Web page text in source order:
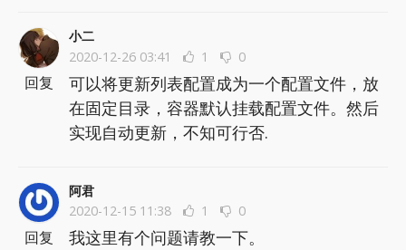
小二
2020-12-26 03:41
1 0
可以将更新列表配置成为一个配置文件，放
在固定目录，容器默认挂载配置文件。然后
实现自动更新，不知可行否.
回复
阿君
2020-12-15 11:38
1 0
我这里有个问题请教一下。
回复